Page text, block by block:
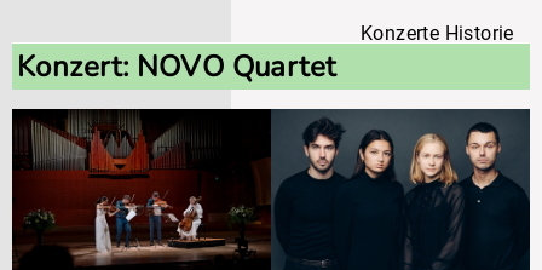
Konzerte Historie
Konzert: NOVO Quartet